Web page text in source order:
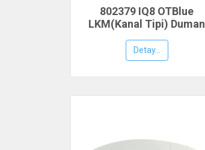
802379 IQ8 OTBlue
LKM(Kanal Tipi) Duman
Honeywell
Detay...